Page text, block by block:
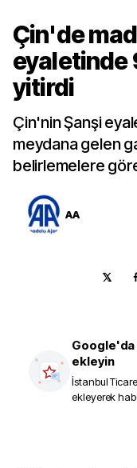
Çin'de
eyaletinde
yitirdi
Çin'nin Şanşi
meydana gelen
belirlemelere
AA
ekleyin
İstanbul
ekleyerek